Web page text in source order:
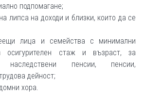
подпомагане;
липса на доходи и близки, които да се
лица и семейства с минимални
стаж и възраст, за
наследствени пенсии, пенсии,
дейност;
хора.